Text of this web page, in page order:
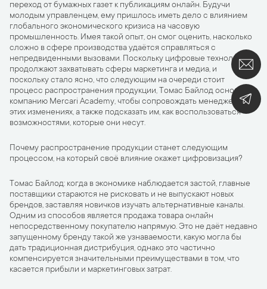
переход от бумажных газет к публикациям онлайн. Будучи
молодым управленцем, ему пришлось иметь дело с влиянием
глобального экономического кризиса на часовую
промышленность. Имея такой опыт, он смог оценить, насколько
сложно в сфере производства удаётся справляться с
непредвиденными вызовами. Поскольку цифровые технологии
продолжают захватывать сферы маркетинга и медиа, и
поскольку стало ясно, что следующим на очереди стоит
процесс распространения продукции, Томас Байлод основал
компанию Mercari Academy, чтобы сопровождать менеджеров в
этих изменениях, а также подсказать им, как воспользоваться
возможностями, которые они несут.
Почему распространение продукции станет следующим
процессом, на который своё влияние окажет цифровизация?
Томас Байлод: когда в экономике наблюдается застой, главные
поставщики стараются не рисковать и не выпускают новых
брендов, заставляя новичков изучать альтернативные каналы.
Одним из способов является продажа товара онлайн
непосредственному покупателю напрямую. Это не даёт недавно
запущенному бренду такой же узнаваемости, какую могла бы
дать традиционная дистрибуция, однако это частично
компенсируется значительными преимуществами в том, что
касается прибыли и маркетинговых затрат.